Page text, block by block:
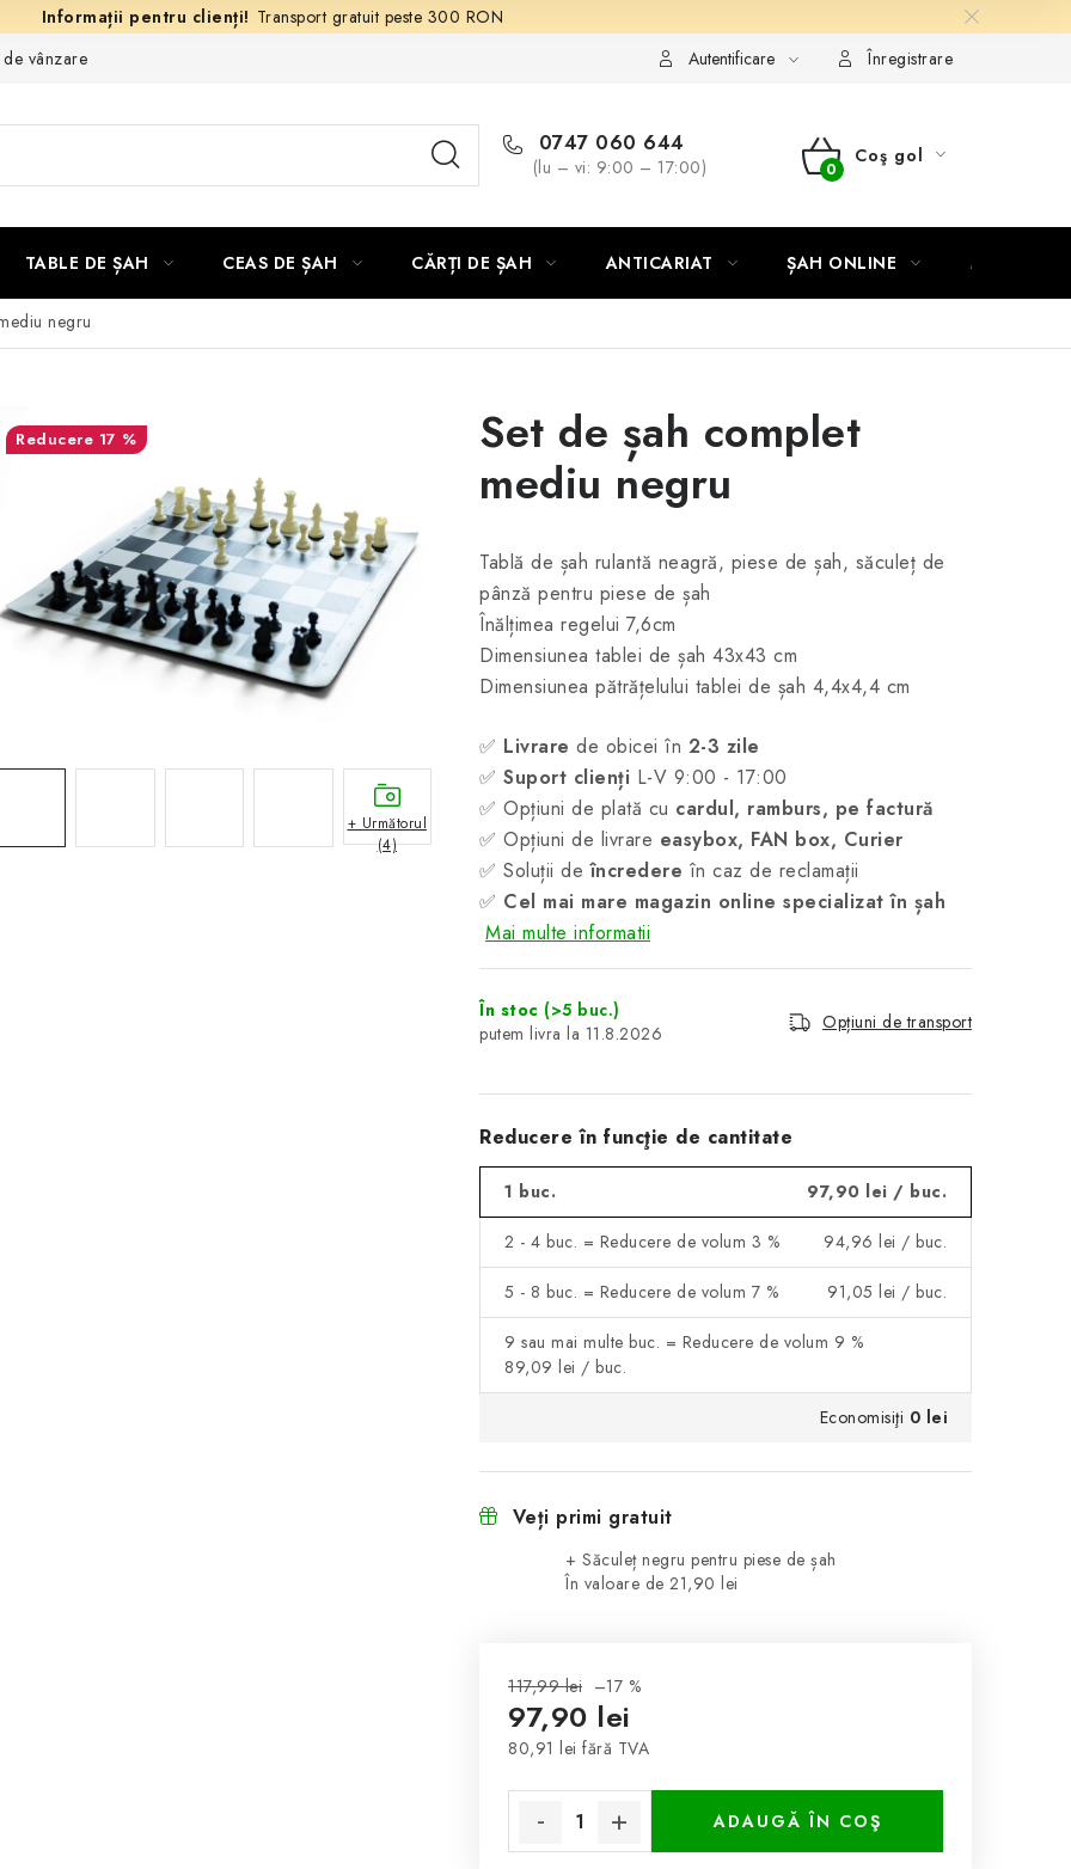
Transport gratuit peste 300 RON
vânzare
Autentificare Înregistrare
0747 060 644
(lu – vi: 9:00 – 17:00)
COŞ
CUMPĂRĂTURI
Coş gol
TABLE DE ȘAH CEAS DE ȘAH CĂRȚI DE ȘAH ANTICARIAT ȘAH ONLINE MERCH
negru
Set de șah complet
mediu negru
Tablă de șah rulantă neagră, piese de șah, săculeț de
pânză pentru piese de șah
Înălțimea regelui 7,6cm
Dimensiunea tablei de șah 43x43 cm
Dimensiunea pătrățelului tablei de șah 4,4x4,4 cm
✅ Livrare de obicei în 2-3 zile
✅ Suport clienți L-V 9:00 - 17:00
✅ Opțiuni de plată cu cardul, ramburs, pe factură
✅ Opțiuni de livrare easybox, FAN box, Curier
✅ Soluții deîncredere în caz de reclamații
✅ Cel mai mare magazin online specializat în șah
Mai multe informatii
În stoc (>5 buc.)
11.8.2026
Opțiuni de transport
Reducere în funcţie de cantitate
1 buc. 97,90 lei / buc.
2 - 4 buc. = Reducere de volum 3 % 94,96 lei / buc.
5 - 8 buc. = Reducere de volum 7 % 91,05 lei / buc.
9 sau mai multe buc. = Reducere de volum 9 %
89,09 lei / buc.
Economisiţi 0 lei
Veți primi gratuit
+ Săculeț negru pentru piese de șah
În valoare de 21,90 lei
117,99 lei –17 %
97,90 lei
80,91 lei fără TVA
ADAUGĂ ÎN COŞ
17 %
+ Următorul
(4)